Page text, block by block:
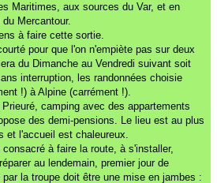
Maritimes, aux sources du Var, et en
Mercantour.
à faire cette sortie.
pour que l'on n'empiète pas sur deux
du Dimanche au Vendredi suivant soit
interruption, les randonnées choisie
!) à Alpine (carrément !).
camping avec des appartements
des demi-pensions. Le lieu est au plus
et l'accueil est chaleureux.
à faire la route, à s'installer,
au lendemain, premier jour de
la troupe doit être une mise en jambes :